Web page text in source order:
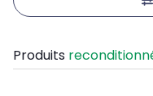
Produits